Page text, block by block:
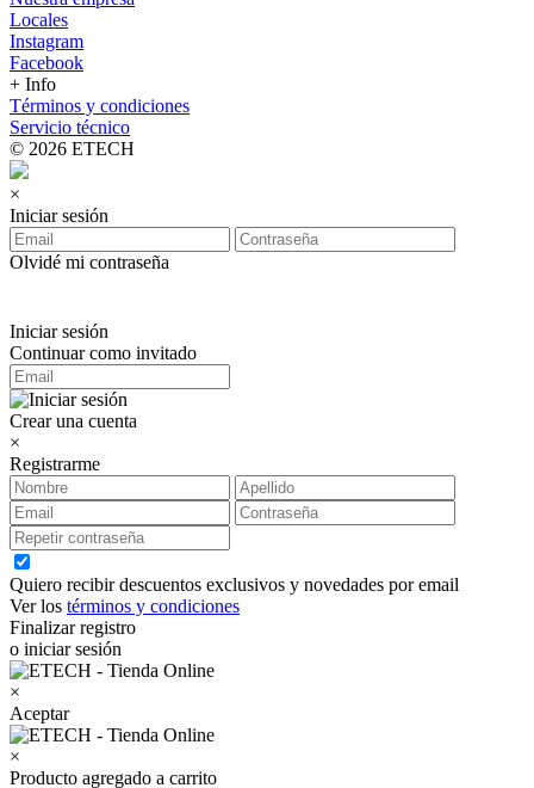
Locales
Instagram
Facebook
+ Info
Términos y condiciones
Servicio técnico
© 2026 ETECH
×
Iniciar sesión
Olvidé mi contraseña
Iniciar sesión
Continuar como invitado
Crear una cuenta
×
Registrarme
Quiero recibir descuentos exclusivos y novedades por email
Ver los términos y condiciones
Finalizar registro
o iniciar sesión
×
Aceptar
×
Producto agregado a carrito